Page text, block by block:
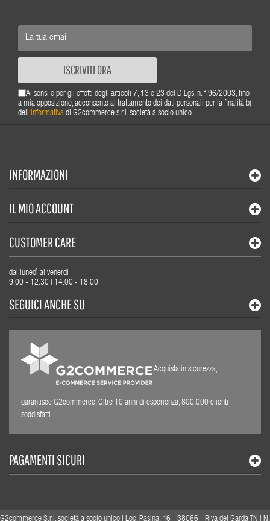
ISCRIVITI ORA
Ai sensi e per gli effetti degli articoli 7, 13 e 23 del D.Lgs. n. 196/2003, fino
a mia opposizione, acconsento al trattamento dei dati personali per la finalità b)
dell'informativa di G2commerce s.r.l. società a socio unico
INFORMAZIONI
IL MIO ACCOUNT
CUSTOMER CARE
dal lunedì al venerdì
9.00 - 12.30 | 14.00 - 18.00
SEGUICI ANCHE SU
Acquista in sicurezza,
garantisce G2commerce. Oltre 10 anni di esperienza, 800.000 clienti
soddisfatti
PAGAMENTI SICURI
G2commerce S.r.l. società a socio unico | Loc. Pasina, 46 - 38066 - Riva del Garda TN | N.